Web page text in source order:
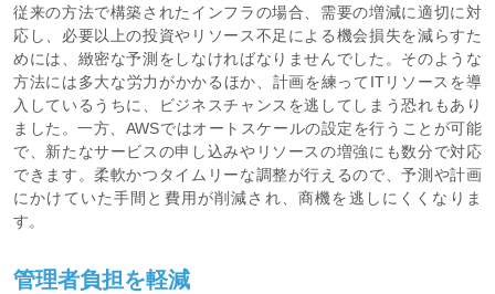
従来の方法で構築されたインフラの場合、需要の増減に適切に対
応し、必要以上の投資やリソース不足による機会損失を減らすた
めには、緻密な予測をしなければなりませんでした。そのような
方法には多大な労力がかかるほか、計画を練ってITリソースを導
入しているうちに、ビジネスチャンスを逃してしまう恐れもあり
ました。一方、AWSではオートスケールの設定を行うことが可能
で、新たなサービスの申し込みやリソースの増強にも数分で対応
できます。柔軟かつタイムリーな調整が行えるので、予測や計画
にかけていた手間と費用が削減され、商機を逃しにくくなりま
す。
管理者負担を軽減